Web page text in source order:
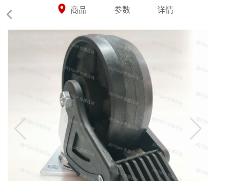

 商品 参数 详情